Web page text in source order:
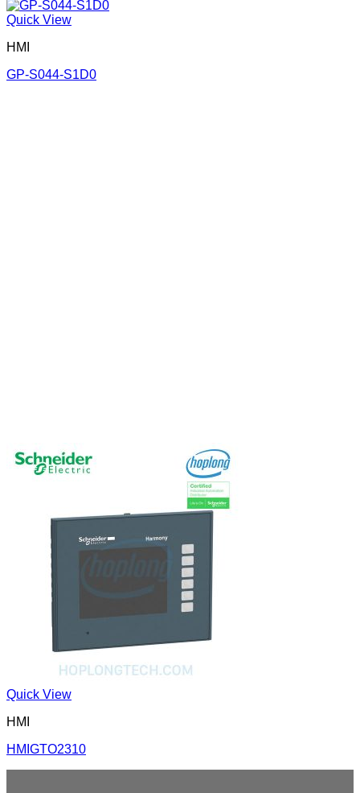
Quick View
HMI
GP-S044-S1D0
Quick View
HMI
HMIGTO2310